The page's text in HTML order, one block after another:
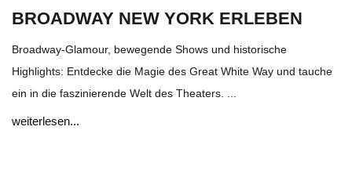
BROADWAY NEW YORK ERLEBEN
Broadway-Glamour, bewegende Shows und historische
Highlights: Entdecke die Magie des Great White Way und tauche
ein in die faszinierende Welt des Theaters. ...
weiterlesen...